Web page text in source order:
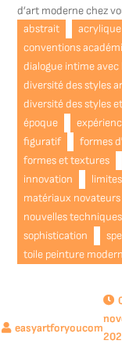
d’art moderne chez
abstrait
acrylique
conventions
dialogue intime
diversité des styles
diversité des styles
époque
figuratif
formes
formes et textures
innovation
matériaux novateurs
nouvelles techniques
sophistication
toile peinture